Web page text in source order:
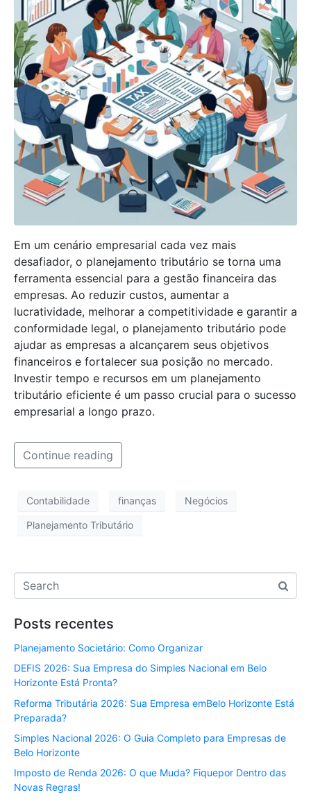
Em um cenário empresarial cada vez mais
desafiador, o planejamento tributário se torna uma
ferramenta essencial para a gestão financeira das
empresas. Ao reduzir custos, aumentar a
lucratividade, melhorar a competitividade e garantir a
conformidade legal, o planejamento tributário pode
ajudar as empresas a alcançarem seus objetivos
financeiros e fortalecer sua posição no mercado.
Investir tempo e recursos em um planejamento
tributário eficiente é um passo crucial para o sucesso
empresarial a longo prazo.
Continue reading
Contabilidade finanças Negócios
Planejamento Tributário
Posts recentes
Planejamento Societário: Como Organizar
DEFIS 2026: Sua Empresa do Simples Nacional em Belo
Horizonte Está Pronta?
Reforma Tributária 2026: Sua Empresa emBelo Horizonte Está
Preparada?
Simples Nacional 2026: O Guia Completo para Empresas de
Belo Horizonte
Imposto de Renda 2026: O que Muda? Fiquepor Dentro das
Novas Regras!